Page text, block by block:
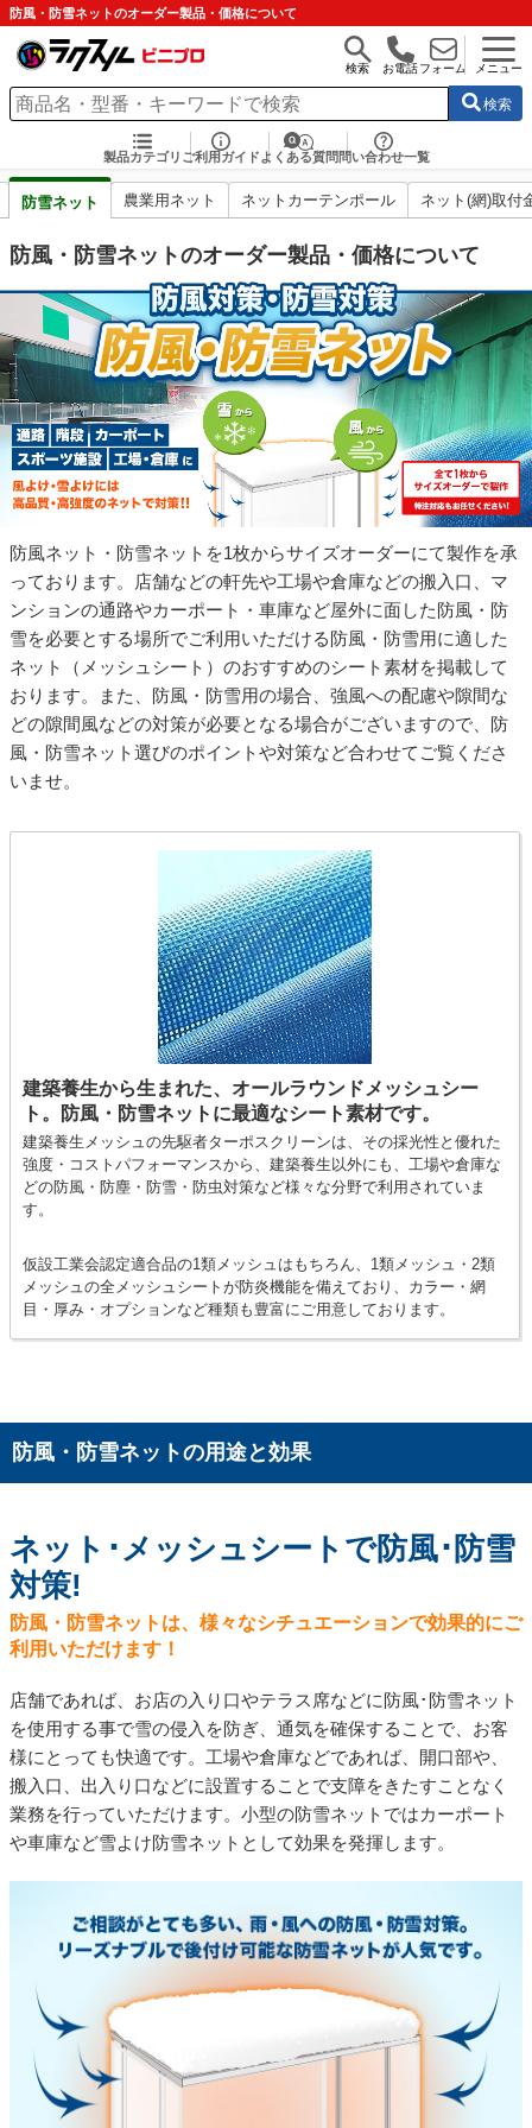
防風・防雪ネットのオーダー製品・価格について
検索 お電話フォーム メニュー
検索
製品カテゴリ ご利用ガイド よくある質問 問い合わせ一覧
防雪ネット 農業用ネット ネットカーテンポール ネット(網)取付
防風・防雪ネットのオーダー製品・価格について
防風ネット・防雪ネットを1枚からサイズオーダーにて製作を承
っております。店舗などの軒先や工場や倉庫などの搬入口、マ
ンションの通路やカーポート・車庫など屋外に面した防風・防
雪を必要とする場所でご利用いただける防風・防雪用に適した
ネット（メッシュシート）のおすすめのシート素材を掲載して
おります。また、防風・防雪用の場合、強風への配慮や隙間な
どの隙間風などの対策が必要となる場合がございますので、防
風・防雪ネット選びのポイントや対策など合わせてご覧くださ
いませ。
建築養生から生まれた、オールラウンドメッシュシー
ト。
防風・防雪ネットに最適なシート素材です。
建築養生メッシュの先駆者ターポスクリーンは、その採光性と優れた
強度・コストパフォーマンスから、建築養生以外にも、工場や倉庫な
どの防風・防塵・防雪・防虫対策など様々な分野で利用されていま
す。
仮設工業会認定適合品の1類メッシュはもちろん、1類メッシュ・2類
メッシュの全メッシュシートが防炎機能を備えており、カラー・網
目・厚み・オプションなど種類も豊富にご用意しております。
防風・防雪ネットの用途と効果
ネット･メッシュシートで防風･防雪
対策!
防風・防雪ネットは、様々なシチュエーションで効果的にご
利用いただけます！
店舗であれば、お店の入り口やテラス席などに防風･防雪ネット
を使用する事で雪の侵入を防ぎ、通気を確保することで、お客
様にとっても快適です。工場や倉庫などであれば、開口部や、
搬入口、出入り口などに設置することで支障をきたすことなく
業務を行っていただけます。小型の防雪ネットではカーポート
や車庫など雪よけ防雪ネットとして効果を発揮します。